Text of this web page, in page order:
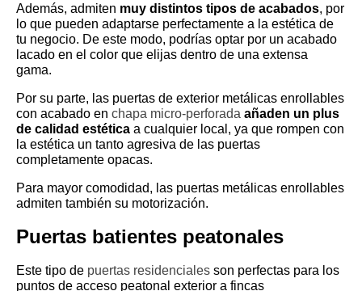
Además, admiten muy distintos tipos de acabados, por
lo que pueden adaptarse perfectamente a la estética de
tu negocio. De este modo, podrías optar por un acabado
lacado en el color que elijas dentro de una extensa
gama.
Por su parte, las puertas de exterior metálicas enrollables
con acabado en chapa micro-perforada añaden un plus
de calidad estética a cualquier local, ya que rompen con
la estética un tanto agresiva de las puertas
completamente opacas.
Para mayor comodidad, las puertas metálicas enrollables
admiten también su motorización.
Puertas batientes peatonales
Este tipo de puertas residenciales son perfectas para los
puntos de acceso peatonal exterior a fincas